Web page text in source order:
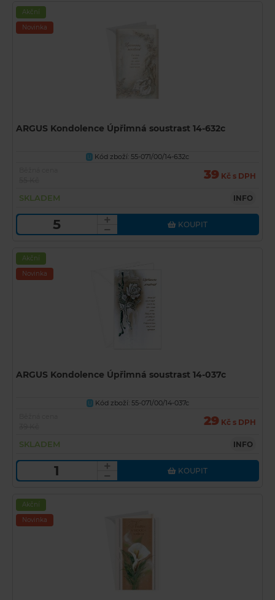
Akční
Novinka
ARGUS Kondolence Úpřimná soustrast 14-632c
U
Kód zboží: 55-071/00/14-632c
39 Kč s DPH
SKLADEM INFO
KOUPIT
Akční
Novinka
ARGUS Kondolence Úpřimná soustrast 14-037c
U Kód zboží: 55-071/00/14-037c
29 Kč s DPH
SKLADEM INFO
KOUPIT
Akční
Novinka